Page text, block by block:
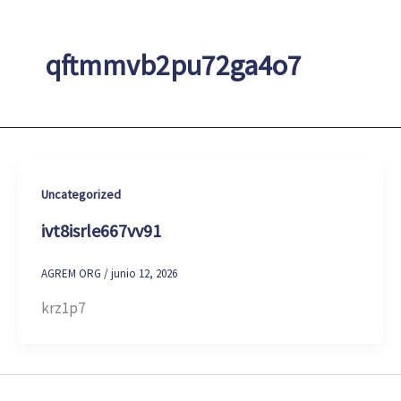
qftmmvb2pu72ga4o7
Uncategorized
ivt8isrle667vv91
AGREM ORG /junio 12, 2026
krz1p7